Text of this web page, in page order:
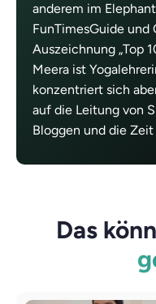
anderem im
FunTimesGuide
Auszeichnung „Top
Meera ist
konzentriert sich
auf die Leitung von
Bloggen und die
Das